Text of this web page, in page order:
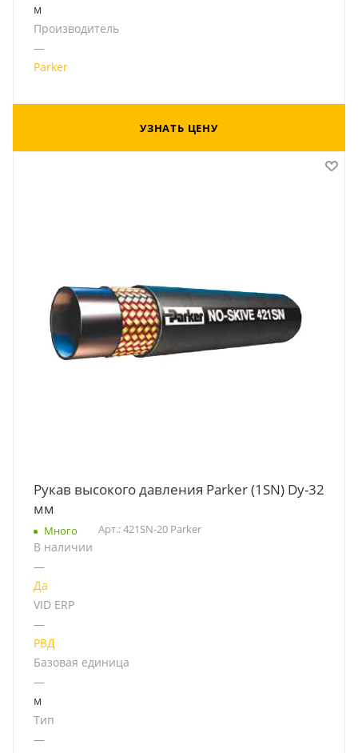
м
Производитель
—
Parker
УЗНАТЬ ЦЕНУ
Рукав высокого давления Parker (1SN) Dу-32
мм
Много Арт.: 421SN-20 Parker
В наличии
—
Да
VID ERP
—
РВД
Базовая единица
—
м
Тип
—